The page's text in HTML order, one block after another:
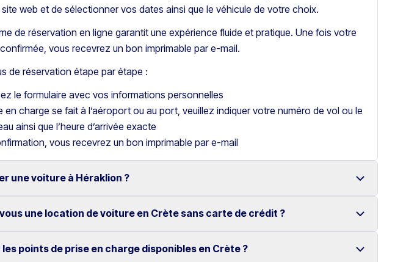
web et de sélectionner vos dates ainsi que le véhicule de votre choix.
de réservation en ligne garantit une expérience fluide et pratique. Une fois votre
vous recevrez un bon imprimable par e-mail.
de réservation étape par étape :
le formulaire avec vos informations personnelles
en charge se fait à l’aéroport ou au port, veuillez indiquer votre numéro de vol ou le
ainsi que l’heure d’arrivée exacte
vous recevrez un bon imprimable par e-mail
une voiture à Héraklion ?
la location de voitures à Héraklion avec une large gamme de véhicules
une location de voiture en Crète sans carte de crédit ?
Plan, vous pouvez louer une voiture en Crète sans carte de crédit.
points de prise en charge disponibles en Crète ?